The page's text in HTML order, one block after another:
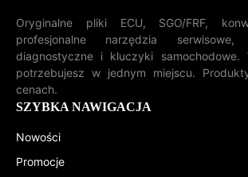
Oryginalne pliki ECU, SGO/FRF,
profesjonalne narzędzia serwisowe,
diagnostyczne i kluczyki samochodowe.
potrzebujesz w jednym miejscu.
cenach.
SZYBKA NAWIGACJA
Nowości
Promocje